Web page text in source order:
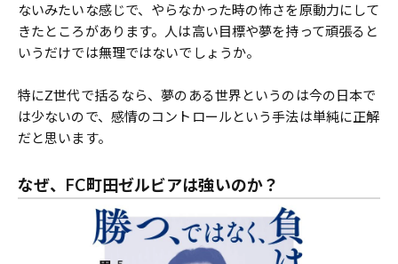
ないみたいな感じで、やらなかった時の怖さを原動力にして
きたところがあります。人は高い目標や夢を持って頑張ると
いうだけでは無理ではないでしょうか。
特にZ世代で括るなら、夢のある世界というのは今の日本で
は少ないので、感情のコントロールという手法は単純に正解
だと思います。
なぜ、FC町田ゼルビアは強いのか？